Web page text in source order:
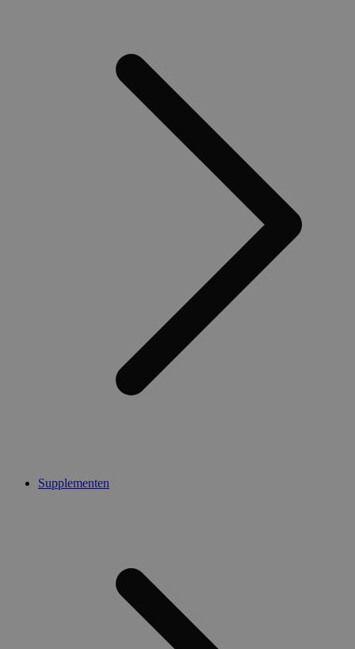
Supplementen